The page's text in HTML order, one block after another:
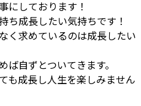
にしております！
ち成長したい気持ちです！
く求めているのは成長したい
自ずとついてきます。
も成長し人生を楽しみません